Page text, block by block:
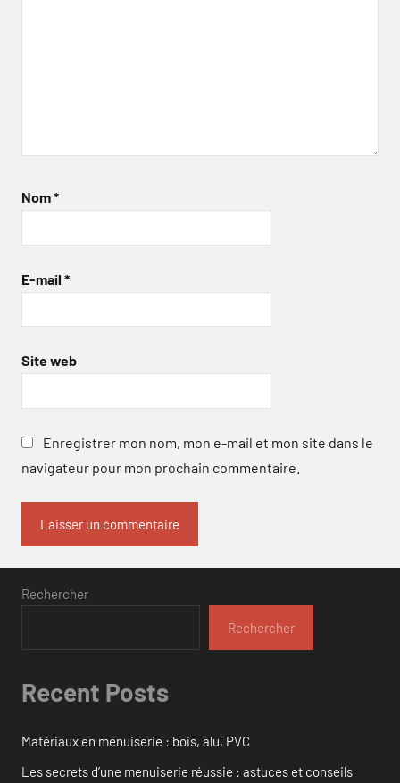
Nom*
E-mail *
Site web
Enregistrer mon nom, mon e-mail et mon site dans le
navigateur pour mon prochain commentaire.
Rechercher
Rechercher
Recent Posts
Matériaux en menuiserie : bois, alu, PVC
Les secrets d’une menuiserie réussie : astuces et conseils